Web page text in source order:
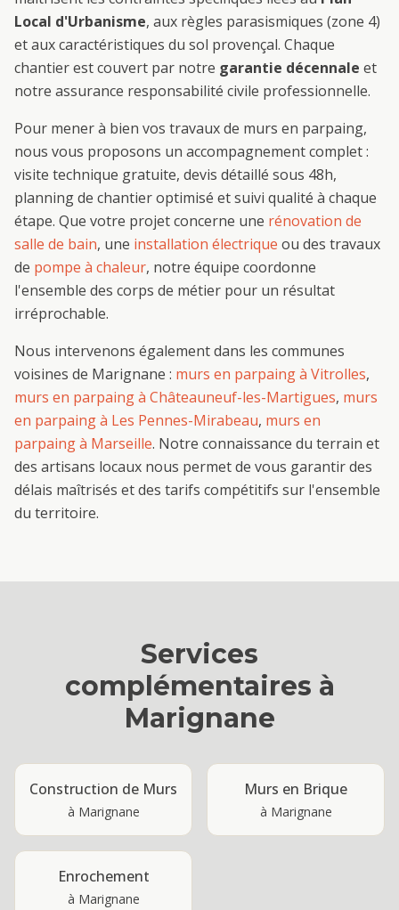
Local d'Urbanisme, aux règles parasismiques (zone 4)
et aux caractéristiques du sol provençal. Chaque
chantier est couvert par notre garantie décennale et
notre assurance responsabilité civile professionnelle.
Pour mener à bien vos travaux de murs en parpaing,
nous vous proposons un accompagnement complet :
visite technique gratuite, devis détaillé sous 48h,
planning de chantier optimisé et suivi qualité à chaque
étape. Que votre projet concerne une rénovation de
salle de bain, une installation électrique ou des travaux
de pompe à chaleur, notre équipe coordonne
l'ensemble des corps de métier pour un résultat
irréprochable.
Nous intervenons également dans les communes
voisines de Marignane : murs en parpaingà Vitrolles,
murs en parpaingà Châteauneuf-les-Martigues, murs
en parpaingà Les Pennes-Mirabeau, murs en
parpaingà Marseille. Notre connaissance du terrain et
des artisans locaux nous permet de vous garantir des
délais maîtrisés et des tarifs compétitifs sur l'ensemble
du territoire.
Services
complémentaires à
Marignane
Construction de Murs
à Marignane
Murs en Brique
à Marignane
Enrochement
à Marignane